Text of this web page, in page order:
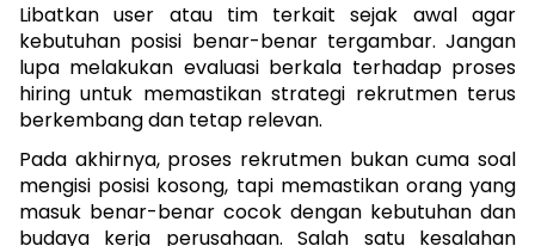
Libatkan user atau tim terkait sejak awal agar
kebutuhan posisi benar-benar tergambar. Jangan
lupa melakukan evaluasi berkala terhadap proses
hiring untuk memastikan strategi rekrutmen terus
berkembang dan tetap relevan.
Pada akhirnya, proses rekrutmen bukan cuma soal
mengisi posisi kosong, tapi memastikan orang yang
masuk benar-benar cocok dengan kebutuhan dan
budaya kerja perusahaan. Salah satu kesalahan